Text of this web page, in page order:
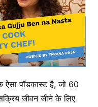
पॉडकास्ट है, जो 60
जीवन जीने के लिए